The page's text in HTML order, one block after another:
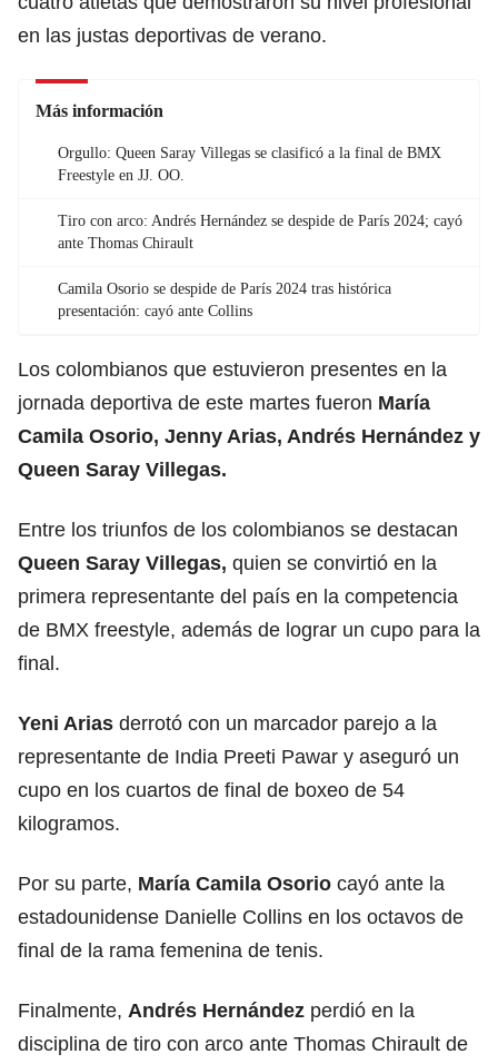
en las justas deportivas de verano.
Más información
Orgullo: Queen Saray Villegas se clasificó a la final de BMX
Freestyle en JJ. OO.
Tiro con arco: Andrés Hernández se despide de París 2024; cayó
ante Thomas Chirault
Camila Osorio se despide de París 2024 tras histórica
presentación: cayó ante Collins
Los colombianos que estuvieron presentes en la
jornada deportiva de este martes fueron María
Camila Osorio, Jenny Arias, Andrés Hernández y
Queen Saray Villegas.
Entre los triunfos de los colombianos se destacan
Queen Saray Villegas, quien se convirtió en la
primera representante del país en la competencia
de BMX freestyle, además de lograr un cupo para la
final.
Yeni Arias derrotó con un marcador parejo a la
representante de India Preeti Pawar y aseguró un
cupo en los cuartos de final de boxeo de 54
kilogramos.
Por su parte, María Camila Osorio cayó ante la
estadounidense Danielle Collins en los octavos de
final de la rama femenina de tenis.
Finalmente, Andrés Hernández perdió en la
disciplina de tiro con arco ante Thomas Chirault de